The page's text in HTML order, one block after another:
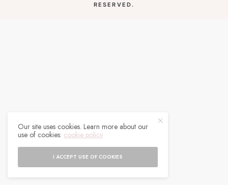
RESERVED.
Our site uses cookies. Learn more about our
use of cookies: cookie policy
I ACCEPT USE OF COOKIES